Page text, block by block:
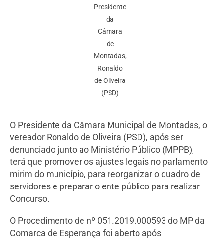
Presidente
da
Câmara
de
Montadas,
Ronaldo
de Oliveira
(PSD)
O Presidente da Câmara Municipal de Montadas, o
vereador Ronaldo de Oliveira (PSD), após ser
denunciado junto ao Ministério Público (MPPB),
terá que promover os ajustes legais no parlamento
mirim do município, para reorganizar o quadro de
servidores e preparar o ente público para realizar
Concurso.
O Procedimento de nº 051.2019.000593 do MP da
Comarca de Esperança foi aberto após